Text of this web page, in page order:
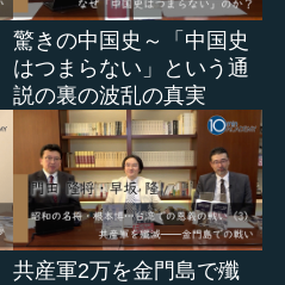
驚きの中国史～「中国史
はつまらない」という通
説の裏の波乱の真実
共産軍2万を金門島で殲